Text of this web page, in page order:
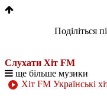
Поділіться
Слухати Хіт FM
ще більше музики
Хіт FM Українські